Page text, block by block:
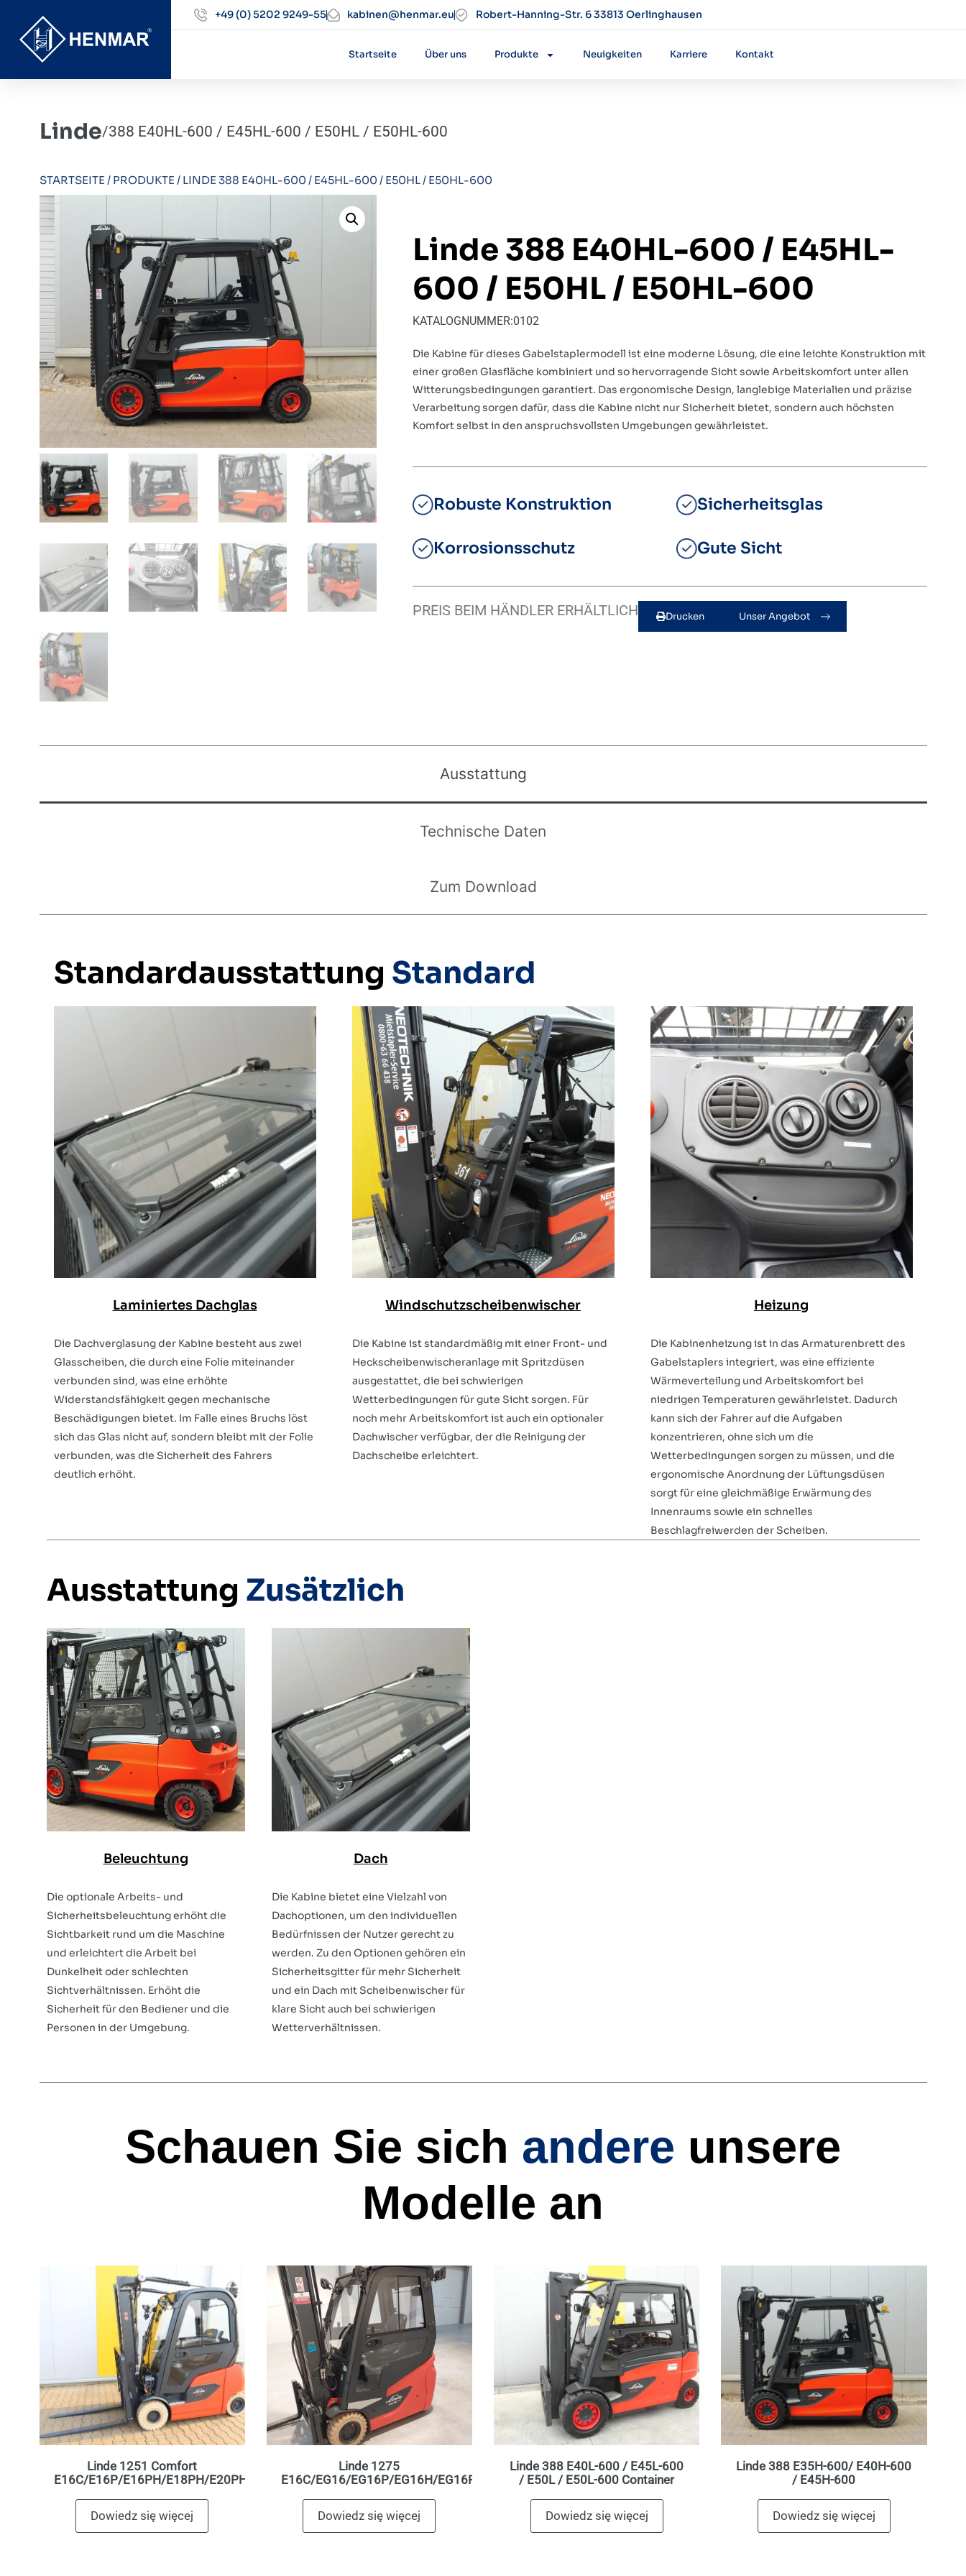
+49 (0) 5202 9249-55 kabinen@henmar.eu Robert-Hanning-Str. 6 33813 Oerlinghausen
Startseite Über uns Produkte Neuigkeiten Karriere Kontakt
Linde/388 E40HL-600 / E45HL-600 / E50HL / E50HL-600
STARTSEITE / PRODUKTE / LINDE 388 E40HL-600 / E45HL-600 / E50HL / E50HL-600
Linde 388 E40HL-600 / E45HL-
600 / E50HL / E50HL-600
KATALOGNUMMER:0102
Die Kabine für dieses Gabelstaplermodell ist eine moderne Lösung, die eine leichte Konstruktion mit
einer großen Glasfläche kombiniert und so hervorragende Sicht sowie Arbeitskomfort unter allen
Witterungsbedingungen garantiert. Das ergonomische Design, langlebige Materialien und präzise
Verarbeitung sorgen dafür, dass die Kabine nicht nur Sicherheit bietet, sondern auch höchsten
Komfort selbst in den anspruchsvollsten Umgebungen gewährleistet.
Robuste Konstruktion Sicherheitsglas
Korrosionsschutz Gute Sicht
PREIS BEIM HÄNDLER ERHÄLTLICH Drucken Unser Angebot
Ausstattung
Technische Daten
Zum Download
Standardausstattung Standard
Laminiertes Dachglas
Die Dachverglasung der Kabine besteht aus zwei
Glasscheiben, die durch eine Folie miteinander
verbunden sind, was eine erhöhte
Widerstandsfähigkeit gegen mechanische
Beschädigungen bietet. Im Falle eines Bruchs löst
sich das Glas nicht auf, sondern bleibt mit der Folie
verbunden, was die Sicherheit des Fahrers
deutlich erhöht.
Windschutzscheibenwischer
Die Kabine ist standardmäßig mit einer Front- und
Heckscheibenwischeranlage mit Spritzdüsen
ausgestattet, die bei schwierigen
Wetterbedingungen für gute Sicht sorgen. Für
noch mehr Arbeitskomfort ist auch ein optionaler
Dachwischer verfügbar, der die Reinigung der
Dachscheibe erleichtert.
Heizung
Die Kabinenheizung ist in das Armaturenbrett des
Gabelstaplers integriert, was eine effiziente
Wärmeverteilung und Arbeitskomfort bei
niedrigen Temperaturen gewährleistet. Dadurch
kann sich der Fahrer auf die Aufgaben
konzentrieren, ohne sich um die
Wetterbedingungen sorgen zu müssen, und die
ergonomische Anordnung der Lüftungsdüsen
sorgt für eine gleichmäßige Erwärmung des
Innenraums sowie ein schnelles
Beschlagfreiwerden der Scheiben.
Ausstattung Zusätzlich
Beleuchtung
Die optionale Arbeits- und
Sicherheitsbeleuchtung erhöht die
Sichtbarkeit rund um die Maschine
und erleichtert die Arbeit bei
Dunkelheit oder schlechten
Sichtverhältnissen. Erhöht die
Sicherheit für den Bediener und die
Personen in der Umgebung.
Dach
Die Kabine bietet eine Vielzahl von
Dachoptionen, um den individuellen
Bedürfnissen der Nutzer gerecht zu
werden. Zu den Optionen gehören ein
Sicherheitsgitter für mehr Sicherheit
und ein Dach mit Scheibenwischer für
klare Sicht auch bei schwierigen
Wetterverhältnissen.
Schauen Sie sich andere unsere
Modelle an
Linde 1251 Comfort
E16C/E16P/E16PH/E18PH/E20PH
Dowiedz się więcej
Linde 1275
E16C/EG16/EG16P/EG16H/EG16PH/EG20PH
Dowiedz się więcej
Linde 388 E40L-600 / E45L-600
/ E50L / E50L-600 Container
Dowiedz się więcej
Linde 388 E35H-600/ E40H-600
/ E45H-600
Dowiedz się więcej